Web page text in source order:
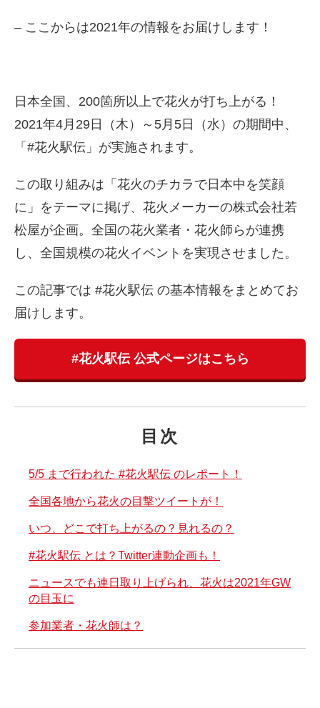
– ここからは2021年の情報をお届けします！
日本全国、200箇所以上で花火が打ち上がる！
2021年4月29日（木）～5月5日（水）の期間中、
「#花火駅伝」が実施されます。
この取り組みは「花火のチカラで日本中を笑顔
に」をテーマに掲げ、花火メーカーの株式会社若
松屋が企画。全国の花火業者・花火師らが連携
し、全国規模の花火イベントを実現させました。
この記事では #花火駅伝 の基本情報をまとめてお
届けします。
#花火駅伝 公式ページはこちら
目次
5/5 まで行われた #花火駅伝 のレポート！
全国各地から花火の目撃ツイートが！
いつ、どこで打ち上がるの？見れるの？
#花火駅伝 とは？Twitter連動企画も！
ニュースでも連日取り上げられ、花火は2021年GW
の目玉に
参加業者・花火師は？